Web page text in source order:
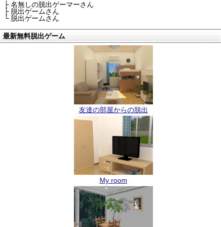
├ 名無しの脱出ゲーマーさん
├ 脱出ゲームさん
└ 脱出ゲームさん
最新無料脱出ゲーム
友達の部屋からの脱出
My room